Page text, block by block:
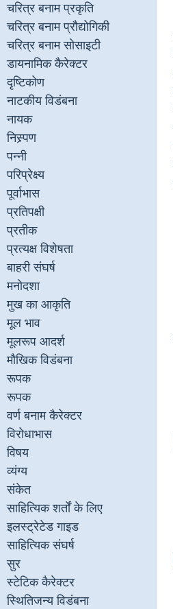
चरित्र बनाम प्रकृति
चरित्र बनाम प्रौद्योगिकी
चरित्र बनाम सोसाइटी
डायनामिक कैरेक्टर
दृष्टिकोण
नाटकीय विडंबना
नायक
निस्र्पण
पन्नी
परिप्रेक्ष्य
पूर्वाभास
प्रतिपक्षी
प्रतीक
प्रत्यक्ष विशेषता
बाहरी संघर्ष
मनोदशा
मुख का आकृति
मूल भाव
मूलरूप आदर्श
मौखिक विडंबना
रूपक
रूपक
वर्ण बनाम कैरेक्टर
विरोधाभास
विषय
व्यंग्य
संकेत
साहित्यिक शर्तों के लिए
इलस्ट्रेटेड गाइड
साहित्यिक संघर्ष
सुर
स्टेटिक कैरेक्टर
स्थितिजन्य विडंबना